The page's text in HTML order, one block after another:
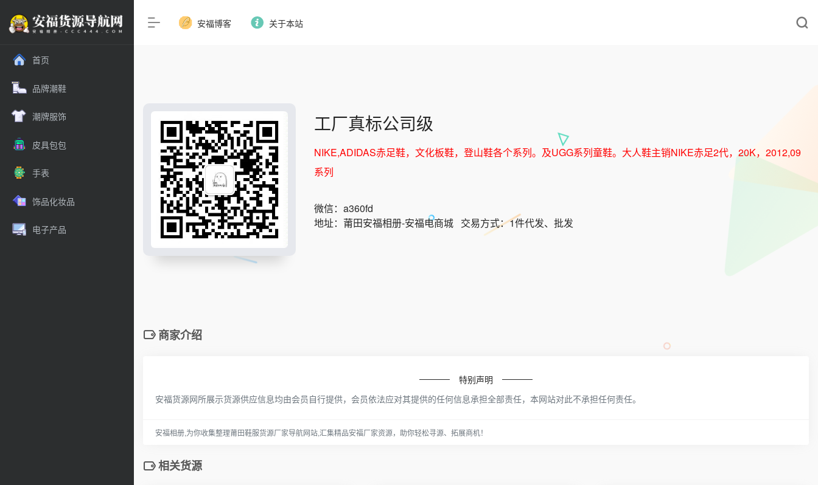
首页
品牌潮鞋
潮牌服饰
皮具包包
手表
饰品化妆品
电子产品
安福博客 关于本站
工厂真标公司级
NIKE,ADIDAS赤足鞋，文化板鞋，登山鞋各个系列。及UGG系列童鞋。大人鞋主销NIKE赤足2代，20K，2012,09
系列
微信： a360fd
地址： 莆田安福相册-安福电商城 交易方式：1件代发、批发
商家介绍
特别声明
安福货源网所展示货源供应信息均由会员自行提供，会员依法应对其提供的任何信息承担全部责任，本网站对此不承担任何责任。
安福相册,为你收集整理莆田鞋服货源厂家导航网站,汇集精品安福厂家资源，助你轻松寻源、拓展商机！
相关货源